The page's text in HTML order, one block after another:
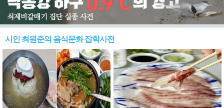
시인 최원준의 음식문화 잡학사전